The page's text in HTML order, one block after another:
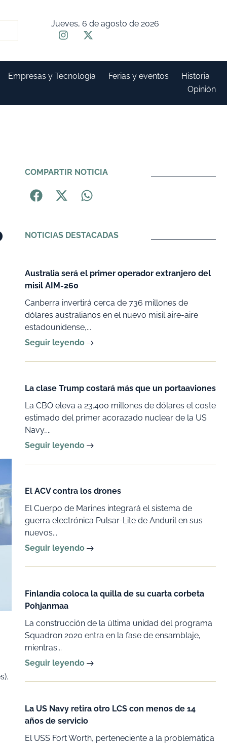
Jueves, 6 de agosto de 2026
Empresas y Tecnología Ferias y eventos
Historia
Opinión
COMPARTIR NOTICIA
NOTICIAS DESTACADAS
Australia será el primer operador extranjero del
misil AIM-260
Canberra invertirá cerca de 736 millones de
dólares australianos en el nuevo misil aire-aire
estadounidense,...
Seguir leyendo
La clase Trump costará más que un portaaviones
La CBO eleva a 23.400 millones de dólares el coste
estimado del primer acorazado nuclear de la US
Navy,...
Seguir leyendo
El ACV contra los drones
El Cuerpo de Marines integrará el sistema de
guerra electrónica Pulsar-Lite de Anduril en sus
nuevos...
Seguir leyendo
Finlandia coloca la quilla de su cuarta corbeta
Pohjanmaa
La construcción de la última unidad del programa
Squadron 2020 entra en la fase de ensamblaje,
mientras...
Seguir leyendo
La US Navy retira otro LCS con menos de 14
años de servicio
El USS Fort Worth, perteneciente a la problemática